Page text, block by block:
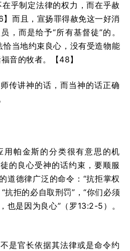
乎制定法律的权力，而在乎赦
而且，宣扬罪得赦免这一好消
，而是给予“所有基督徒”的。
恰当地约束良心，没有受造物能
音的牧者。
【48】
传讲神的话，而当神的话正确
用帕金斯的分类很有意思的机
的良心受神的话约束，要顺服
道德律广泛的命令：“抗拒掌权
抗拒的必自取刑罚”，“你们必须
也是因为良心”（罗13:2-5）。
是官长依据其法律或是命令约